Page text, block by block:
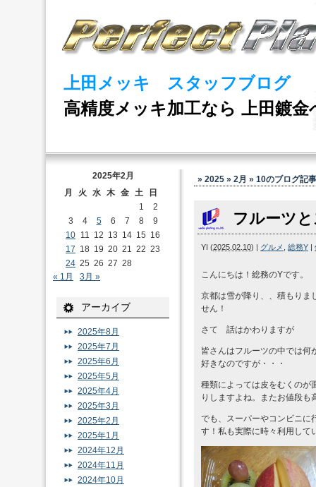
上田メッキ スタッフブログ
高精度メッキ加工なら 上田鍍金
» 2025 » 2月 » 10のブログ記事
フルーツ
YI (2025.02.10) | グルメ 総務Y |
こんにちは！総務のYです。
京都は雪が降り、、積もりま
せん！
さて 話はかわりますが
皆さんはフルーツの中では何
好きなのですが・・・
種類によっては皮をむくの
りしますよね。またお値段も
でも、スーパーやコンビニに
す！私も実際に時々利用して
2025年2月
月
火 水 木 金 土
日
1
2
3
4 5 6 7 8
9
10 11 12 13 14 15 16
17 18 19 20 21 22 23
24 25 26 27 28
« 1月
3月 »
アーカイブ
2025年8月
2025年7月
2025年6月
2025年5月
2025年4月
2025年3月
2025年2月
2025年1月
2024年12月
2024年11月
2024年10月